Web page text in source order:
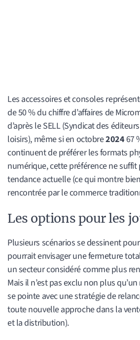
Les accessoires et consoles
de 50 % du chiffre d’affaires de
d’après le SELL (Syndicat des
loisirs), même si en octobre202467
continuent de préférer les formats
numérique, cette préférence ne suffit
tendance actuelle (ce qui montre
rencontrée par le commerce
Les options pour les
Plusieurs scénarios se dessinent
pourrait envisager une fermeture
un secteur considéré comme plus
Mais il n’est pas exclu non plus
se pointe avec une stratégie de
toute nouvelle approche dans la
et la distribution).